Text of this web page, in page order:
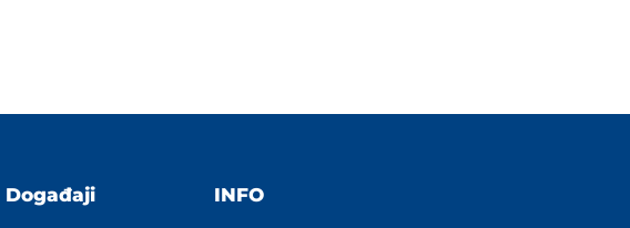
Događaji INFO